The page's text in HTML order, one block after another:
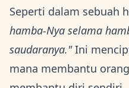
Seperti dalam sebuah
hamba-Nya selama
saudaranya."Ini
mana membantu